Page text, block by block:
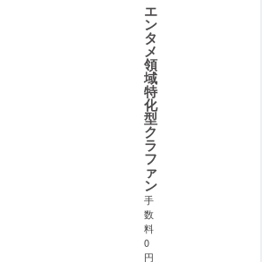
エ
ン
タ
メ
領
域
特
化
型
ク
ラ
フ
ァ
ン
手
数
料
0
円